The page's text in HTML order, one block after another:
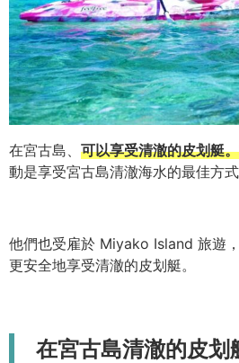
在宮古島、 可以享受清澈的皮划艇。
動是享受宮古島清澈海水的最佳方式
他們也受雇於 Miyako Island 旅遊
更安全地享受清澈的皮划艇。
在宮古島清澈的皮划